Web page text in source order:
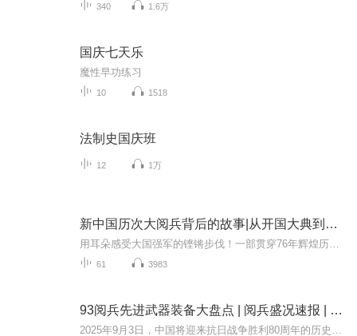
340 1.6万
国庆七天乐
魔性早功练习
10 1518
法制史国庆班
12 1万
新中国历次大阅兵背后的故事|从开国大典到九三阅兵
61 3983
93阅兵先进武器装备大盘点 | 阅兵盛况速报 | 纪念抗日战争胜利80周年大阅兵